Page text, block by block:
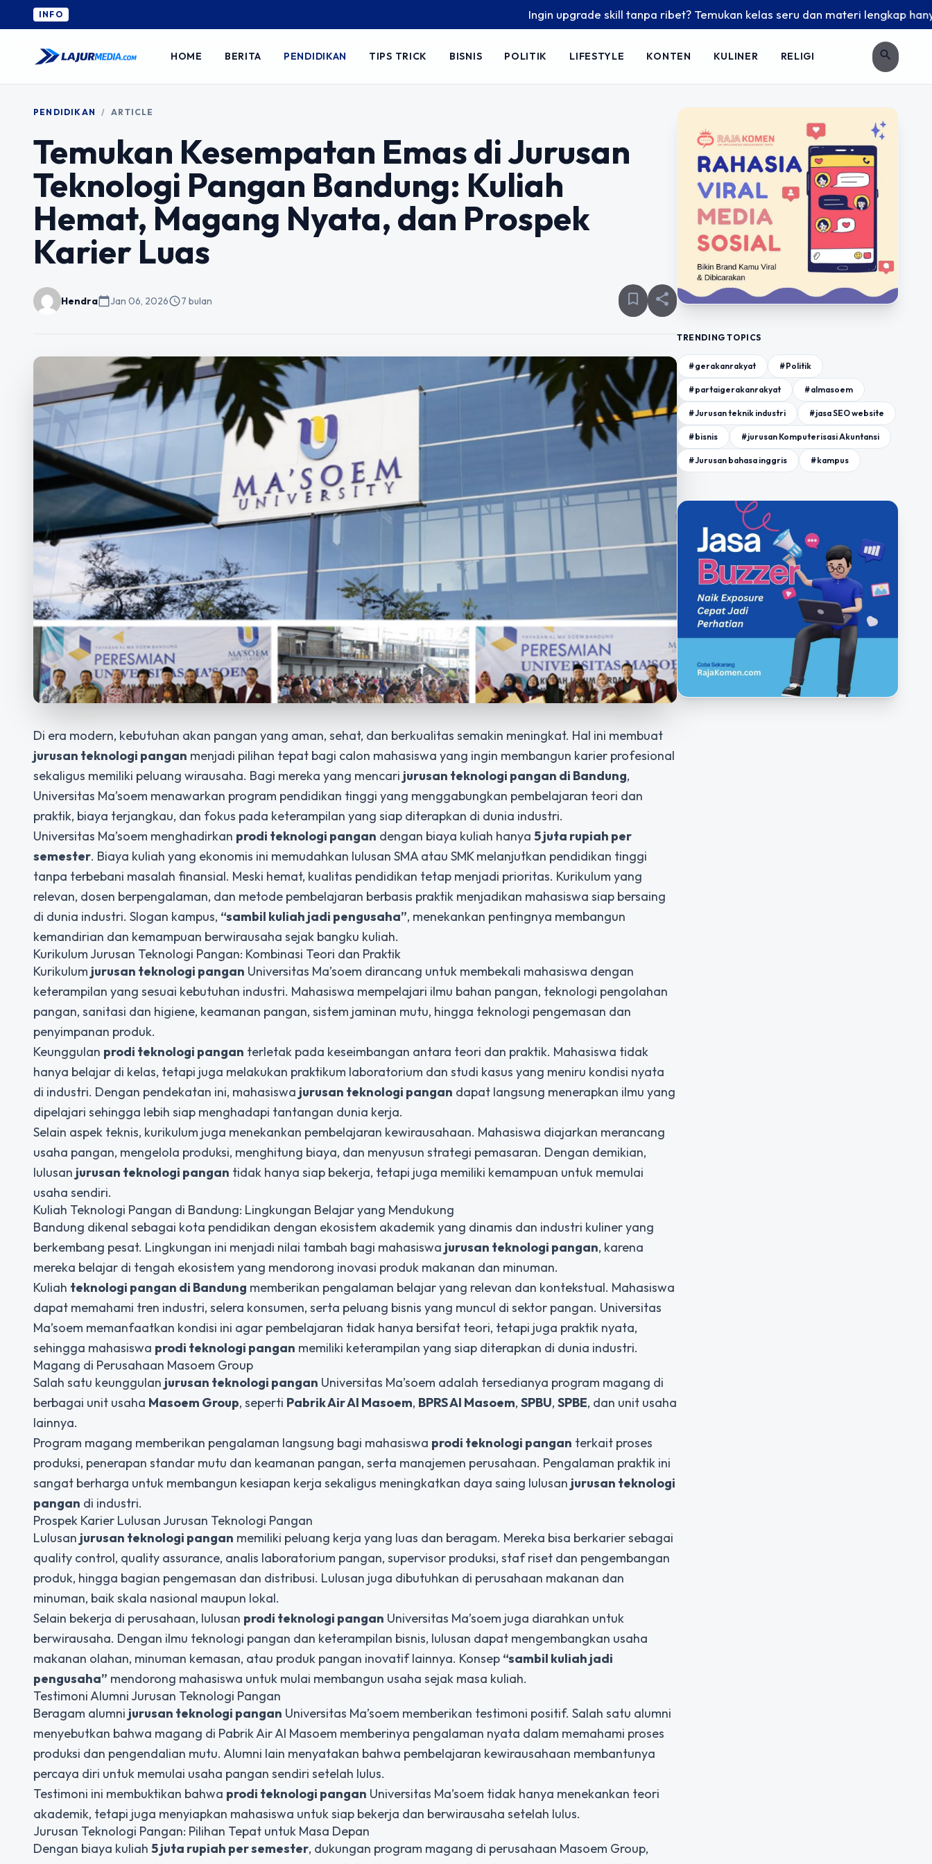
INFO Ingin upgrade skill tanpa ribet? Temukan kelas seru dan materi lengkap hanya di
HOME BERITA PENDIDIKAN TIPS TRICK BISNIS POLITIK LIFESTYLE KONTEN KULINER RELIGI search
PENDIDIKAN / ARTICLE
Temukan Kesempatan Emas di Jurusan
Teknologi Pangan Bandung: Kuliah
Hemat, Magang Nyata, dan Prospek
Karier Luas
Hendracalendar_todayJan 06, 2026schedule7 bulan bookmark_border share
Di era modern, kebutuhan akan pangan yang aman, sehat, dan berkualitas semakin meningkat. Hal ini membuat
jurusan teknologi pangan menjadi pilihan tepat bagi calon mahasiswa yang ingin membangun karier profesional
sekaligus memiliki peluang wirausaha. Bagi mereka yang mencari jurusan teknologi pangan di Bandung,
Universitas Ma’soem menawarkan program pendidikan tinggi yang menggabungkan pembelajaran teori dan
praktik, biaya terjangkau, dan fokus pada keterampilan yang siap diterapkan di dunia industri.
Universitas Ma’soem menghadirkan prodi teknologi pangan dengan biaya kuliah hanya 5 juta rupiah per
semester. Biaya kuliah yang ekonomis ini memudahkan lulusan SMA atau SMK melanjutkan pendidikan tinggi
tanpa terbebani masalah finansial. Meski hemat, kualitas pendidikan tetap menjadi prioritas. Kurikulum yang
relevan, dosen berpengalaman, dan metode pembelajaran berbasis praktik menjadikan mahasiswa siap bersaing
di dunia industri. Slogan kampus, “sambil kuliah jadi pengusaha”, menekankan pentingnya membangun
kemandirian dan kemampuan berwirausaha sejak bangku kuliah.
Kurikulum Jurusan Teknologi Pangan: Kombinasi Teori dan Praktik
Kurikulum jurusan teknologi pangan Universitas Ma’soem dirancang untuk membekali mahasiswa dengan
keterampilan yang sesuai kebutuhan industri. Mahasiswa mempelajari ilmu bahan pangan, teknologi pengolahan
pangan, sanitasi dan higiene, keamanan pangan, sistem jaminan mutu, hingga teknologi pengemasan dan
penyimpanan produk.
Keunggulan prodi teknologi pangan terletak pada keseimbangan antara teori dan praktik. Mahasiswa tidak
hanya belajar di kelas, tetapi juga melakukan praktikum laboratorium dan studi kasus yang meniru kondisi nyata
di industri. Dengan pendekatan ini, mahasiswa jurusan teknologi pangan dapat langsung menerapkan ilmu yang
dipelajari sehingga lebih siap menghadapi tantangan dunia kerja.
Selain aspek teknis, kurikulum juga menekankan pembelajaran kewirausahaan. Mahasiswa diajarkan merancang
usaha pangan, mengelola produksi, menghitung biaya, dan menyusun strategi pemasaran. Dengan demikian,
lulusan jurusan teknologi pangan tidak hanya siap bekerja, tetapi juga memiliki kemampuan untuk memulai
usaha sendiri.
Kuliah Teknologi Pangan di Bandung: Lingkungan Belajar yang Mendukung
Bandung dikenal sebagai kota pendidikan dengan ekosistem akademik yang dinamis dan industri kuliner yang
berkembang pesat. Lingkungan ini menjadi nilai tambah bagi mahasiswa jurusan teknologi pangan, karena
mereka belajar di tengah ekosistem yang mendorong inovasi produk makanan dan minuman.
Kuliah teknologi pangan di Bandung memberikan pengalaman belajar yang relevan dan kontekstual. Mahasiswa
dapat memahami tren industri, selera konsumen, serta peluang bisnis yang muncul di sektor pangan. Universitas
Ma’soem memanfaatkan kondisi ini agar pembelajaran tidak hanya bersifat teori, tetapi juga praktik nyata,
sehingga mahasiswa prodi teknologi pangan memiliki keterampilan yang siap diterapkan di dunia industri.
Magang di Perusahaan Masoem Group
Salah satu keunggulan jurusan teknologi pangan Universitas Ma’soem adalah tersedianya program magang di
berbagai unit usaha Masoem Group, seperti Pabrik Air Al Masoem, BPRS Al Masoem, SPBU, SPBE, dan unit usaha
lainnya.
Program magang memberikan pengalaman langsung bagi mahasiswa prodi teknologi pangan terkait proses
produksi, penerapan standar mutu dan keamanan pangan, serta manajemen perusahaan. Pengalaman praktik ini
sangat berharga untuk membangun kesiapan kerja sekaligus meningkatkan daya saing lulusan jurusan teknologi
pangan di industri.
Prospek Karier Lulusan Jurusan Teknologi Pangan
Lulusan jurusan teknologi pangan memiliki peluang kerja yang luas dan beragam. Mereka bisa berkarier sebagai
quality control, quality assurance, analis laboratorium pangan, supervisor produksi, staf riset dan pengembangan
produk, hingga bagian pengemasan dan distribusi. Lulusan juga dibutuhkan di perusahaan makanan dan
minuman, baik skala nasional maupun lokal.
Selain bekerja di perusahaan, lulusan prodi teknologi pangan Universitas Ma’soem juga diarahkan untuk
berwirausaha. Dengan ilmu teknologi pangan dan keterampilan bisnis, lulusan dapat mengembangkan usaha
makanan olahan, minuman kemasan, atau produk pangan inovatif lainnya. Konsep “sambil kuliah jadi
pengusaha” mendorong mahasiswa untuk mulai membangun usaha sejak masa kuliah.
Testimoni Alumni Jurusan Teknologi Pangan
Beragam alumni jurusan teknologi pangan Universitas Ma’soem memberikan testimoni positif. Salah satu alumni
menyebutkan bahwa magang di Pabrik Air Al Masoem memberinya pengalaman nyata dalam memahami proses
produksi dan pengendalian mutu. Alumni lain menyatakan bahwa pembelajaran kewirausahaan membantunya
percaya diri untuk memulai usaha pangan sendiri setelah lulus.
Testimoni ini membuktikan bahwa prodi teknologi pangan Universitas Ma’soem tidak hanya menekankan teori
akademik, tetapi juga menyiapkan mahasiswa untuk siap bekerja dan berwirausaha setelah lulus.
Jurusan Teknologi Pangan: Pilihan Tepat untuk Masa Depan
Dengan biaya kuliah 5 juta rupiah per semester, dukungan program magang di perusahaan Masoem Group,
TRENDING TOPICS
#gerakanrakyat #Politik
#partaigerakanrakyat #almasoem
#Jurusan teknik industri #jasa SEO website
#bisnis #jurusan Komputerisasi Akuntansi
#Jurusan bahasa inggris #kampus